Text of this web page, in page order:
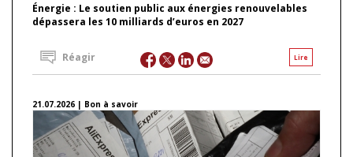
Énergie : Le soutien public aux énergies renouvelables
dépassera les 10 milliards d’euros en 2027
Lire
Réagir
21.07.2026 | Bon à savoir